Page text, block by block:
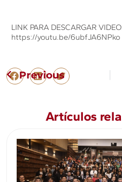
LINK PARA DESCARGAR
https://youtu.be/6ubfJA6NPko
Previous
Artículos